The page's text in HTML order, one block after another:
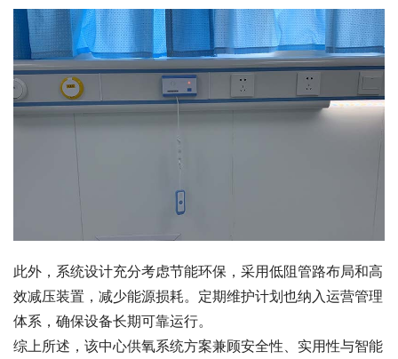
此外，系统设计充分考虑节能环保，采用低阻管路布局和高
效减压装置，减少能源损耗。定期维护计划也纳入运营管理
体系，确保设备长期可靠运行。
综上所述，该中心供氧系统方案兼顾安全性、实用性与智能